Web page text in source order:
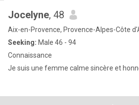
Jocelyne, 48
Aix-en-Provence, Provence-Alpes-Côte
Seeking: Male 46 - 94
Connaissance
Je suis une femme calme sincère et